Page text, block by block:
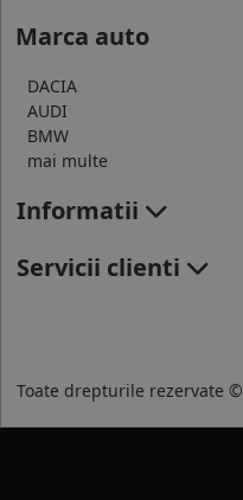
Marca auto
DACIA
AUDI
BMW
mai multe
Informatii
Servicii clienti
Toate drepturile rezervate ©